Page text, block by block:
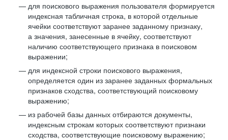
для поискового выражения пользователя формируется
индексная табличная строка, в которой отдельные
ячейки соответствуют заранее заданному признаку,
а значения, занесенные в ячейку, соответствуют
наличию соответствующего признака в поисковом
выражении;
для индексной строки поискового выражения,
определяется один из заранее заданных формальных
признаков сходства, соответствующий поисковому
выражению;
из рабочей базы данных отбираются документы,
индексным строкам которых соответствуют признаки
сходства, соответствующие поисковому выражению;